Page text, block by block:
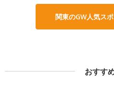
関東のGW人気ス
おすす